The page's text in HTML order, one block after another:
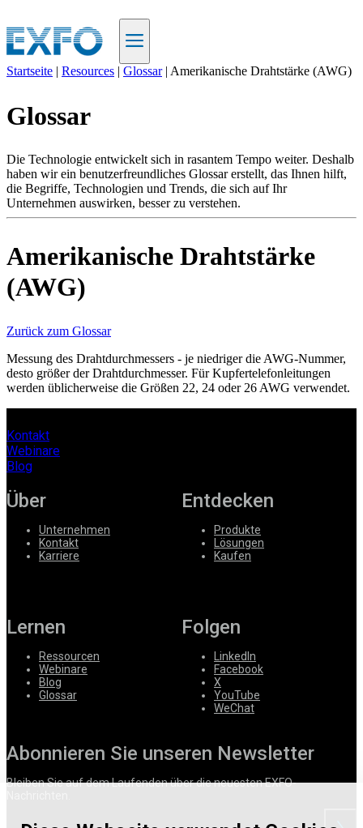
Produkte
Support
Services
Kaufen
Ressourcen
Register Anmeldung
Unternehmen
Suppliers
Startseite | Resources | Glossar | Amerikanische Drahtstärke (AWG)
Glossar
Die Technologie entwickelt sich in rasantem Tempo weiter. Deshalb
haben wir ein benutzerfreundliches Glossar erstellt, das Ihnen hilft,
die Begriffe, Technologien und Trends, die sich auf Ihr
Unternehmen auswirken, besser zu verstehen.
Amerikanische Drahtstärke
(AWG)
Zurück zum Glossar
Messung des Drahtdurchmessers - je niedriger die AWG-Nummer,
desto größer der Drahtdurchmesser. Für Kupfertelefonleitungen
werden üblicherweise die Größen 22, 24 oder 26 AWG verwendet.
Kontakt
Webinare
Blog
Über
Unternehmen
Kontakt
Karriere
Entdecken
Produkte
Lösungen
Kaufen
Lernen
Ressourcen
Webinare
Blog
Glossar
Folgen
LinkedIn
Facebook
X
YouTube
WeChat
Abonnieren Sie unseren Newsletter
Bleiben Sie auf dem Laufenden über die neuesten EXFO-